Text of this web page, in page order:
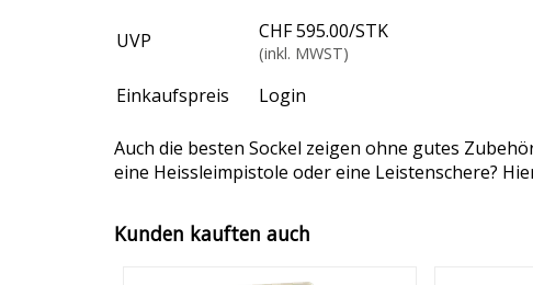
UVP CHF 595.00/STK
(inkl. MWST)
Einkaufspreis Login
Auch die besten Sockel zeigen ohne gutes
eine Heissleimpistole oder eine Leistenschere?
Kunden kauften auch